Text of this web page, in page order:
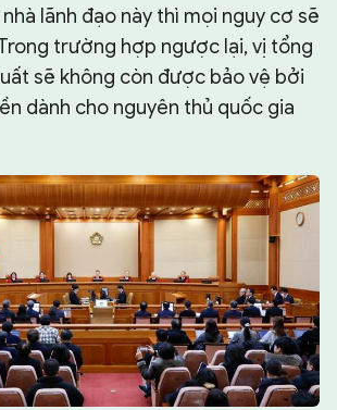
lãnh đạo này thì mọi nguy cơ sẽ
trường hợp ngược lại, vị tổng
sẽ không còn được bảo vệ bởi
dành cho nguyên thủ quốc gia